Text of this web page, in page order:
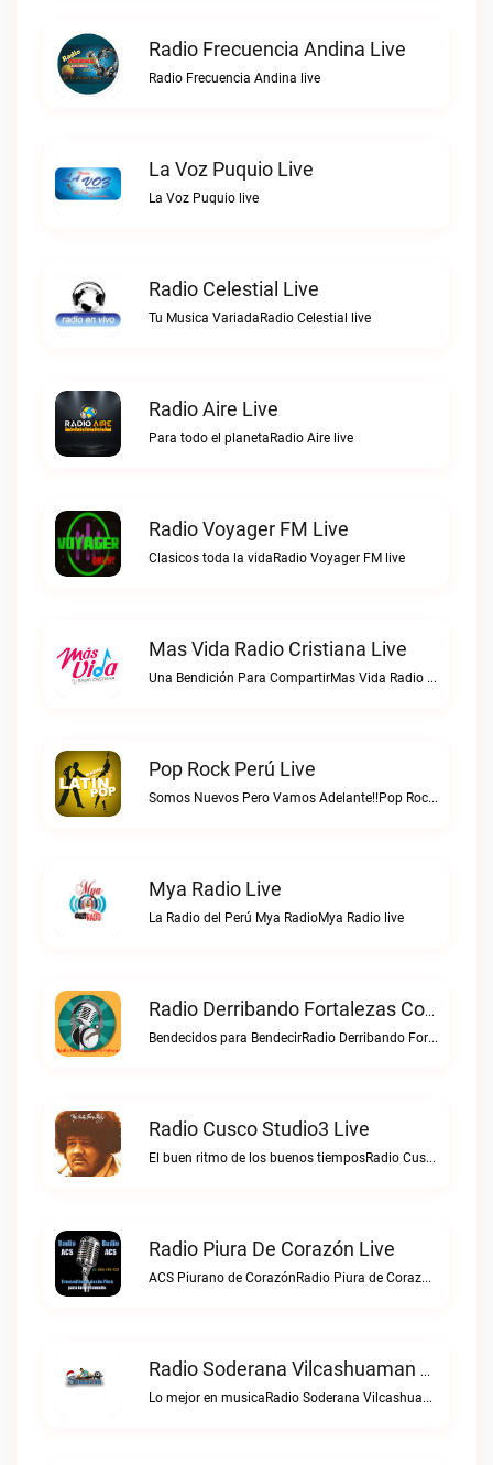
Radio Frecuencia Andina Live
Radio Frecuencia Andina live
La Voz Puquio Live
La Voz Puquio live
Radio Celestial Live
Tu Musica VariadaRadio Celestial live
Radio Aire Live
Para todo el planetaRadio Aire live
Radio Voyager FM Live
Clasicos toda la vidaRadio Voyager FM live
Mas Vida Radio Cristiana Live
Una Bendición Para CompartirMas Vida Radio Cristiana live
Pop Rock Perú Live
Somos Nuevos Pero Vamos Adelante!!Pop Rock Perú live
Mya Radio Live
La Radio del Perú Mya RadioMya Radio live
Radio Derribando Fortalezas Con Cristo Live
Bendecidos para BendecirRadio Derribando Fortalezas con Cristo live
Radio Cusco Studio3 Live
El buen ritmo de los buenos tiemposRadio Cusco Studio3 live
Radio Piura De Corazón Live
ACS Piurano de CorazónRadio Piura de Corazón live
Radio Soderana Vilcashuaman Live
Lo mejor en musicaRadio Soderana Vilcashuaman live